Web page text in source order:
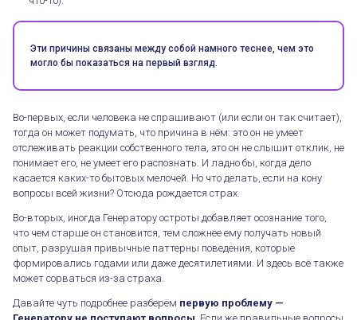
Эти причины связаны между собой намного теснее, чем это
могло бы показаться на первый взгляд.
Во-первых, если человека не спрашивают (или если он так считает),
тогда он может подумать, что причина в нём: это он не умеет
отслеживать реакции собственного тела, это он не слышит отклик, не
понимает его, не умеет его распознать. И ладно бы, когда дело
касается каких-то бытовых мелочей. Но что делать, если на кону
вопросы всей жизни? Отсюда рождается страх.
Во-вторых, иногда Генератору остроты добавляет осознание того,
что чем старше он становится, тем сложнее ему получать новый
опыт, разрушая привычные паттерны поведения, которые
формировались годами или даже десятилетиями. И здесь всё также
может сорваться из-за страха.
Давайте чуть подробнее разберём первую проблему —